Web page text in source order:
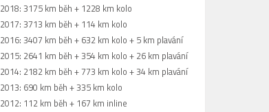
2018: 3175 km běh + 1228 km kolo
2017: 3713 km běh + 114 km kolo
2016: 3407 km běh + 632 km kolo + 5 km plavání
2015: 2641 km běh + 354 km kolo + 26 km plavání
2014: 2182 km běh + 773 km kolo + 34 km plavání
2013: 690 km běh + 335 km kolo
2012: 112 km běh + 167 km inline